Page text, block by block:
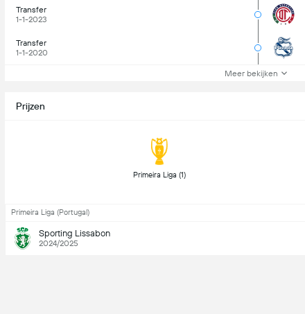
Transfer
1-1-2023
Transfer
1-1-2020
Meer bekijken
Prijzen
Primeira Liga (Portugal)
Sporting Lissabon
2024/2025